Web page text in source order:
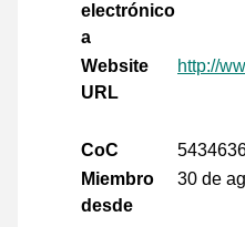
electrónico
a
Website
URL
http://
CoC
Miembro
desde
30 de